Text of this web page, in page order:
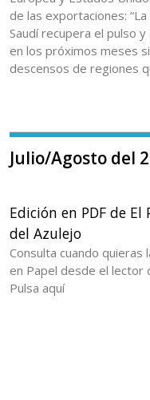
de las exportaciones:
Saudí recupera el pulso
en los próximos meses
descensos de regiones
Julio/Agosto del
Edición en PDF de El
del Azulejo
Consulta cuando quieras
en Papel desde el lector
Pulsa aquí